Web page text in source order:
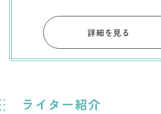
詳細を見る
ライター紹介